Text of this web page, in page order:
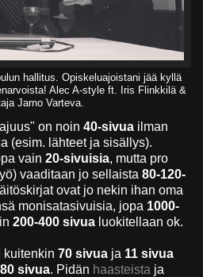
hallitus. Opiskeluajoistani jää kyllä
Alec A-style ft. Iris Flinkkilä &
Jarno Varteva.
on noin 40-sivua ilman
(esim. lähteet ja sisällys).
vain 20-sivuisia, mutta pro
vaaditaan jo sellaista 80-120-
ovat jo nekin ihan oma
monisatasivuisia, jopa 1000-
200-400 sivua luokitellaan ok.
kuitenkin 70 sivua ja 11 sivua
sivua. Pidän haasteista ja